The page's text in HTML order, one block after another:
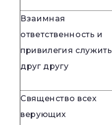
Взаимная
ответственность и
привилегия служить
друг другу
Священство всех
верующих